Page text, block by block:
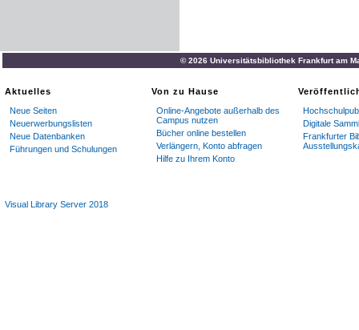
© 2026 Universitätsbibliothek Frankfurt am
Aktuelles
Neue Seiten
Neuerwerbungslisten
Neue Datenbanken
Führungen und Schulungen
Von zu Hause
Online-Angebote außerhalb des
Campus nutzen
Bücher online bestellen
Verlängern, Konto abfragen
Hilfe zu Ihrem Konto
Digitale
Frankfurter
Visual Library Server 2018